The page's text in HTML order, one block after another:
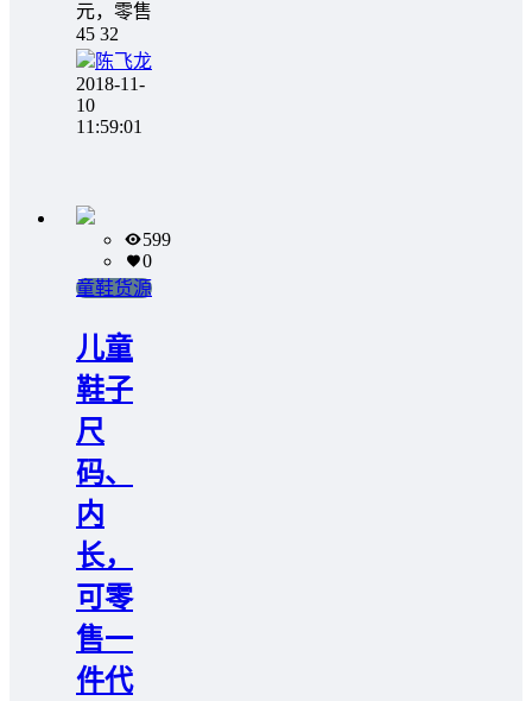
元，零售
45 32
陈飞龙
2018-11-
10
11:59:01
599
0
童鞋货源
儿童
鞋子
尺
码、
内
长，
可零
售一
件代